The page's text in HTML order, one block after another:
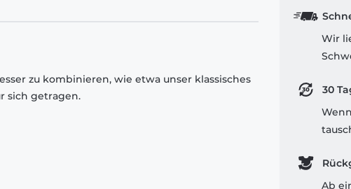
zu kombinieren, wie etwa unser klassisches
sich getragen.
Wir
30
Ab